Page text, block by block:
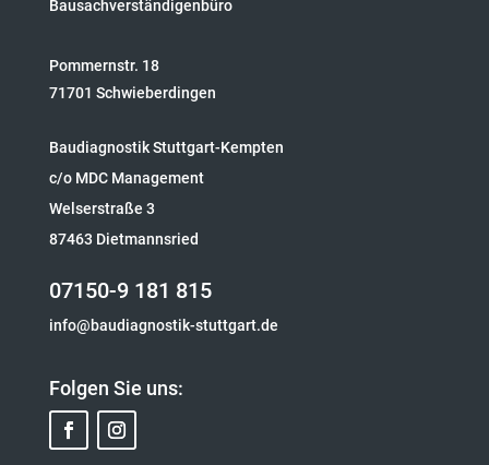
Bausachverständigenbüro
Pommernstr. 18
71701 Schwieberdingen
Baudiagnostik Stuttgart-Kempten
c/o MDC Management
Welserstraße 3
87463 Dietmannsried
07150-9 181 815
info@baudiagnostik-stuttgart.de
Folgen Sie uns: